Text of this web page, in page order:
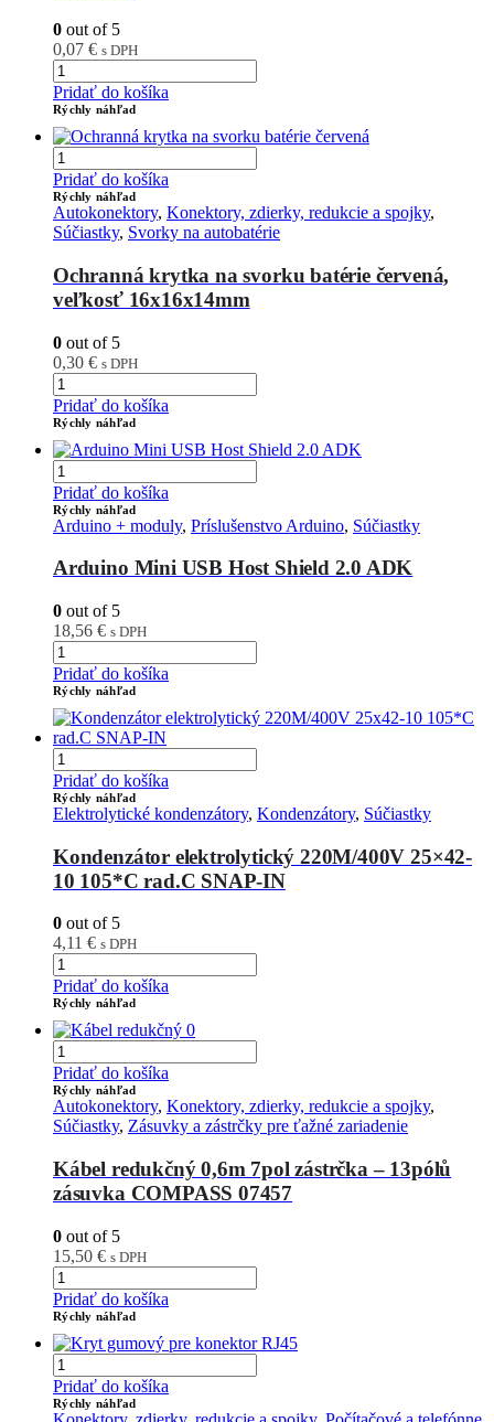
0 out of 5
0,07 € s DPH
Pridať do košíka
Rýchly náhľad
Pridať do košíka
Rýchly náhľad
Autokonektory, Konektory, zdierky, redukcie a spojky,
Súčiastky, Svorky na autobatérie
Ochranná krytka na svorku batérie červená,
veľkosť 16x16x14mm
0 out of 5
0,30 € s DPH
Pridať do košíka
Rýchly náhľad
Pridať do košíka
Rýchly náhľad
Arduino + moduly, Príslušenstvo Arduino, Súčiastky
Arduino Mini USB Host Shield 2.0 ADK
0 out of 5
18,56 € s DPH
Pridať do košíka
Rýchly náhľad
Pridať do košíka
Rýchly náhľad
Elektrolytické kondenzátory, Kondenzátory, Súčiastky
Kondenzátor elektrolytický 220M/400V 25×42-
10 105*C rad.C SNAP-IN
0 out of 5
4,11 € s DPH
Pridať do košíka
Rýchly náhľad
Pridať do košíka
Rýchly náhľad
Autokonektory, Konektory, zdierky, redukcie a spojky,
Súčiastky, Zásuvky a zástrčky pre ťažné zariadenie
Kábel redukčný 0,6m 7pol zástrčka – 13pólů
zásuvka COMPASS 07457
0 out of 5
15,50 € s DPH
Pridať do košíka
Rýchly náhľad
Pridať do košíka
Rýchly náhľad